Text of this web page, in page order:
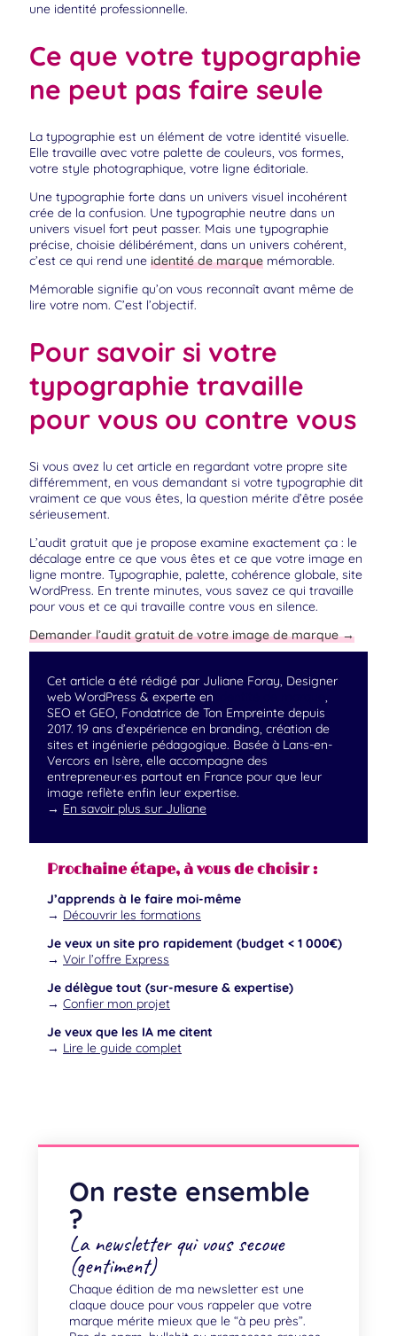
une identité professionnelle.
Ce que votre typographie
ne peut pas faire seule
La typographie est un élément de votre identité visuelle.
Elle travaille avec votre palette de couleurs, vos formes,
votre style photographique, votre ligne éditoriale.
Une typographie forte dans un univers visuel incohérent
crée de la confusion. Une typographie neutre dans un
univers visuel fort peut passer. Mais une typographie
précise, choisie délibérément, dans un univers cohérent,
c’est ce qui rend une identité de marque mémorable.
Mémorable signifie qu’on vous reconnaît avant même de
lire votre nom. C’est l’objectif.
Pour savoir si votre
typographie travaille
pour vous ou contre vous
Si vous avez lu cet article en regardant votre propre site
différemment, en vous demandant si votre typographie dit
vraiment ce que vous êtes, la question mérite d’être posée
sérieusement.
L’audit gratuit que je propose examine exactement ça : le
décalage entre ce que vous êtes et ce que votre image en
ligne montre. Typographie, palette, cohérence globale, site
WordPress. En trente minutes, vous savez ce qui travaille
pour vous et ce qui travaille contre vous en silence.
Demander l’audit gratuit de votre image de marque →
Cet article a été rédigé par Juliane Foray, Designer
web WordPress & experte en
,
SEO et GEO, Fondatrice de Ton Empreinte depuis
2017. 19 ans d’expérience en branding, création de
sites et ingénierie pédagogique. Basée à Lans-en-
Vercors en Isère, elle accompagne des
entrepreneur·es partout en France pour que leur
image reflète enfin leur expertise.
→ En savoir plus sur Juliane
Prochaine étape, à vous de choisir :
J’apprends à le faire moi-même
→ Découvrir les formations
Je veux un site pro rapidement (budget < 1 000€)
→ Voir l’offre Express
Je délègue tout (sur-mesure & expertise)
→ Confier mon projet
Je veux que les IA me citent
→ Lire le guide complet
On reste ensemble
?
La newsletter qui vous secoue
(gentiment)
Chaque édition de ma newsletter est une
claque douce pour vous rappeler que votre
marque mérite mieux que le “à peu près”.